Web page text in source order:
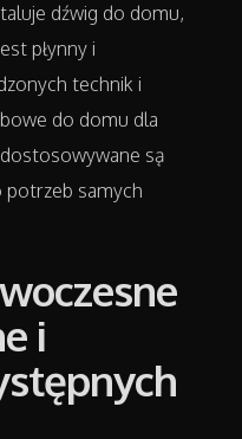
dźwig do domu,
płynny i
technik i
do domu dla
są
potrzeb samych
i